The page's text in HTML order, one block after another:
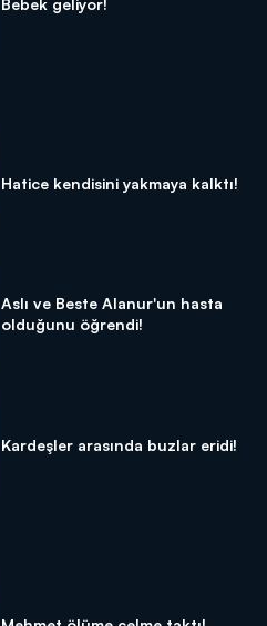
Hatice kendisini yakmaya kalktı!
Aslı ve Beste Alanur'un hasta
olduğunu öğrendi!
Kardeşler arasında buzlar eridi!